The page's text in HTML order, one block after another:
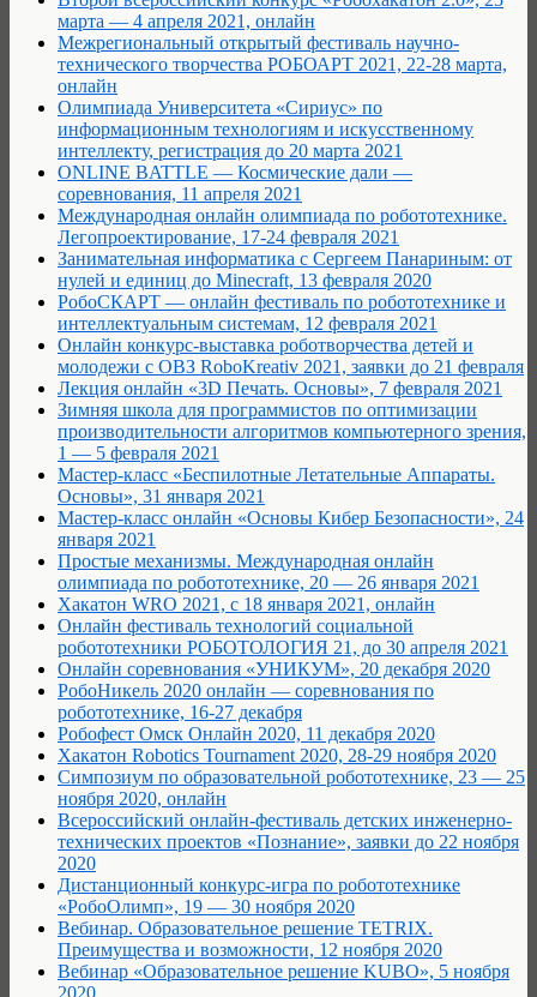
марта — 4 апреля 2021, онлайн
Межрегиональный открытый фестиваль научно-
технического творчества РОБОАРТ 2021, 22-28 марта,
онлайн
Олимпиада Университета «Сириус» по
информационным технологиям и искусственному
интеллекту, регистрация до 20 марта 2021
ONLINE BATTLE — Космические дали —
соревнования, 11 апреля 2021
Международная онлайн олимпиада по робототехнике.
Легопроектирование, 17-24 февраля 2021
Занимательная информатика с Сергеем Панариным: от
нулей и единиц до Minecraft, 13 февраля 2020
РобоCКАРТ — онлайн фестиваль по робототехнике и
интеллектуальным системам, 12 февраля 2021
Онлайн конкурс-выставка роботворчества детей и
молодежи с ОВЗ RoboKreativ 2021, заявки до 21 февраля
Лекция онлайн «3D Печать. Основы», 7 февраля 2021
Зимняя школа для программистов по оптимизации
производительности алгоритмов компьютерного зрения,
1 — 5 февраля 2021
Мастер-класс «Беспилотные Летательные Аппараты.
Основы», 31 января 2021
Мастер-класс онлайн «Основы Кибер Безопасности», 24
января 2021
Простые механизмы. Международная онлайн
олимпиада по робототехнике, 20 — 26 января 2021
Хакатон WRO 2021, с 18 января 2021, онлайн
Онлайн фестиваль технологий социальной
робототехники РОБОТОЛОГИЯ 21, до 30 апреля 2021
Онлайн соревнования «УНИКУМ», 20 декабря 2020
РобоНикель 2020 онлайн — соревнования по
робототехнике, 16-27 декабря
Робофест Омск Онлайн 2020, 11 декабря 2020
Хакатон Robotics Tournament 2020, 28-29 ноября 2020
Cимпозиум по образовательной робототехнике, 23 — 25
ноября 2020, онлайн
Всероссийский онлайн-фестиваль детских инженерно-
технических проектов «Познание», заявки до 22 ноября
2020
Дистанционный конкурс-игра по робототехнике
«РобоОлимп», 19 — 30 ноября 2020
Вебинар. Образовательное решение TETRIX.
Преимущества и возможности, 12 ноября 2020
Вебинар «Образовательное решение KUBO», 5 ноября